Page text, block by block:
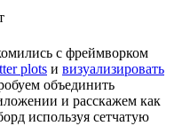
с фреймворком
plots и визуализировать
объединить
и расскажем как
используя сетчатую